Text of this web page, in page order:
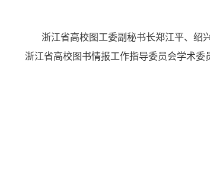
浙江省高校图工委副秘书长郑江平、绍
浙江省高校图书情报工作指导委员会学术委